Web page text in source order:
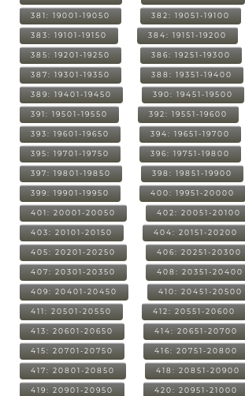
381: 19001-19050 382: 19051-19100
383: 19101-19150 384: 19151-19200
385: 19201-19250 386: 19251-19300
387: 19301-19350 388: 19351-19400
389: 19401-19450 390: 19451-19500
391: 19501-19550 392: 19551-19600
393: 19601-19650 394: 19651-19700
395: 19701-19750 396: 19751-19800
397: 19801-19850 398: 19851-19900
399: 19901-19950 400: 19951-20000
401: 20001-20050 402: 20051-20100
403: 20101-20150 404: 20151-20200
405: 20201-20250 406: 20251-20300
407: 20301-20350 408: 20351-20400
409: 20401-20450 410: 20451-20500
411: 20501-20550 412: 20551-20600
413: 20601-20650 414: 20651-20700
415: 20701-20750 416: 20751-20800
417: 20801-20850 418: 20851-20900
419: 20901-20950 420: 20951-21000